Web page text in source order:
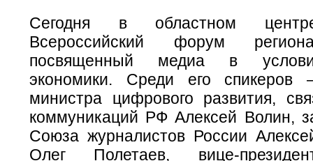
Сегодня в областном
Всероссийский форум
посвященный медиа в
экономики. Среди его спикеров
министра цифрового развития,
коммуникаций РФ Алексей Волин,
Союза журналистов России
Олег Полетаев, вице-